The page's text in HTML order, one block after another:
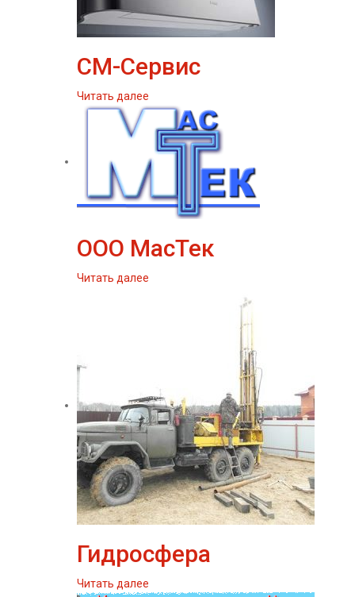
СМ-Сервис
Читать далее
ООО МасТек
Читать далее
Гидросфера
Читать далее